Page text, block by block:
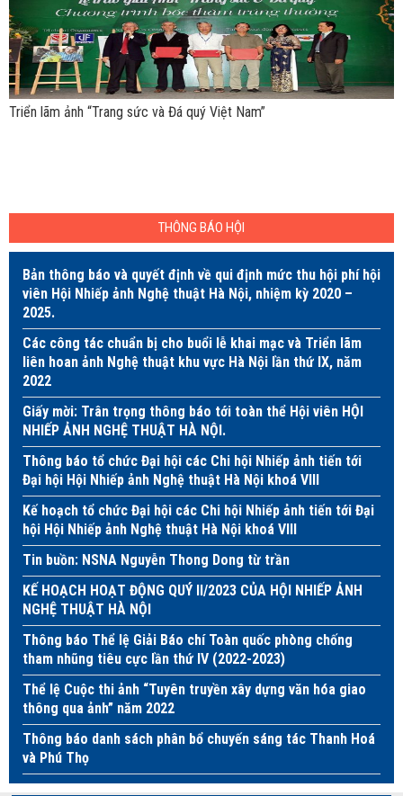
Triển lãm ảnh “Trang sức và Đá quý Việt Nam”
THÔNG BÁO HỘI
Bản thông báo và quyết định về qui định mức thu hội phí hội
viên Hội Nhiếp ảnh Nghệ thuật Hà Nội, nhiệm kỳ 2020 –
2025.
Các công tác chuẩn bị cho buổi lễ khai mạc và Triển lãm
liên hoan ảnh Nghệ thuật khu vực Hà Nội lần thứ IX, năm
2022
Giấy mời: Trân trọng thông báo tới toàn thể Hội viên HỘI
NHIẾP ẢNH NGHỆ THUẬT HÀ NỘI.
Thông báo tổ chức Đại hội các Chi hội Nhiếp ảnh tiến tới
Đại hội Hội Nhiếp ảnh Nghệ thuật Hà Nội khoá VIII
Kế hoạch tổ chức Đại hội các Chi hội Nhiếp ảnh tiến tới Đại
hội Hội Nhiếp ảnh Nghệ thuật Hà Nội khoá VIII
Tin buồn: NSNA Nguyễn Thong Dong từ trần
KẾ HOẠCH HOẠT ĐỘNG QUÝ II/2023 CỦA HỘI NHIẾP ẢNH
NGHỆ THUẬT HÀ NỘI
Thông báo Thể lệ Giải Báo chí Toàn quốc phòng chống
tham nhũng tiêu cực lần thứ IV (2022-2023)
Thể lệ Cuộc thi ảnh “Tuyên truyền xây dựng văn hóa giao
thông qua ảnh” năm 2022
Thông báo danh sách phân bổ chuyến sáng tác Thanh Hoá
và Phú Thọ